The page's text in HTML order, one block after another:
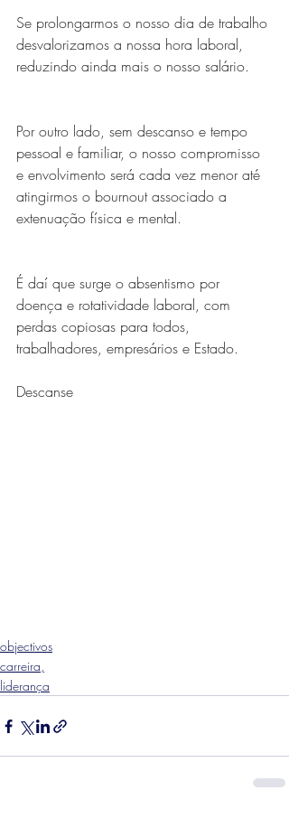
Se prolongarmos o nosso dia de trabalho
desvalorizamos a nossa hora laboral,
reduzindo ainda mais o nosso salário.
Por outro lado, sem descanso e tempo
pessoal e familiar, o nosso compromisso
e envolvimento será cada vez menor até
atingirmos o bournout associado a
extenuação física e mental.
É daí que surge o absentismo por
doença e rotatividade laboral, com
perdas copiosas para todos,
trabalhadores, empresários e Estado.
Descanse
objectivos
carreira,
liderança